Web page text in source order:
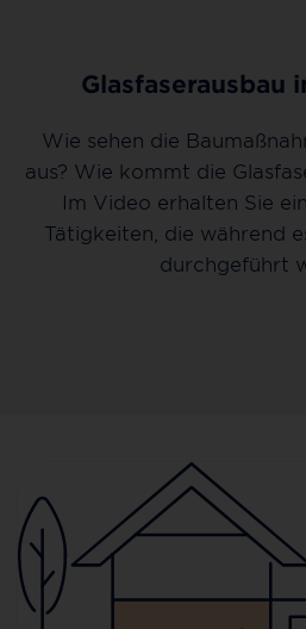
Glasfaserausbau
Wie sehen die
aus? Wie kommt die
Im Video erhalten Sie
Tätigkeiten, die während
durchgeführt